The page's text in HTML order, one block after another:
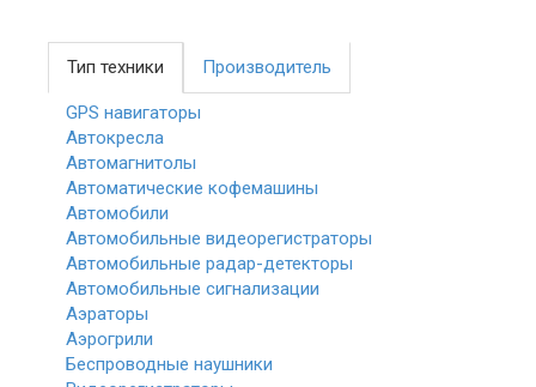
Тип техники Производитель
GPS навигаторы
Автокресла
Автомагнитолы
Автоматические кофемашины
Автомобили
Автомобильные видеорегистраторы
Автомобильные радар-детекторы
Автомобильные сигнализации
Аэраторы
Аэрогрили
Беспроводные наушники